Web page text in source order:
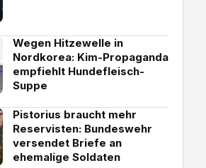
Wegen Hitzewelle in
Nordkorea: Kim-Propaganda
empfiehlt Hundefleisch-
Suppe
Pistorius braucht mehr
Reservisten: Bundeswehr
versendet Briefe an
ehemalige Soldaten